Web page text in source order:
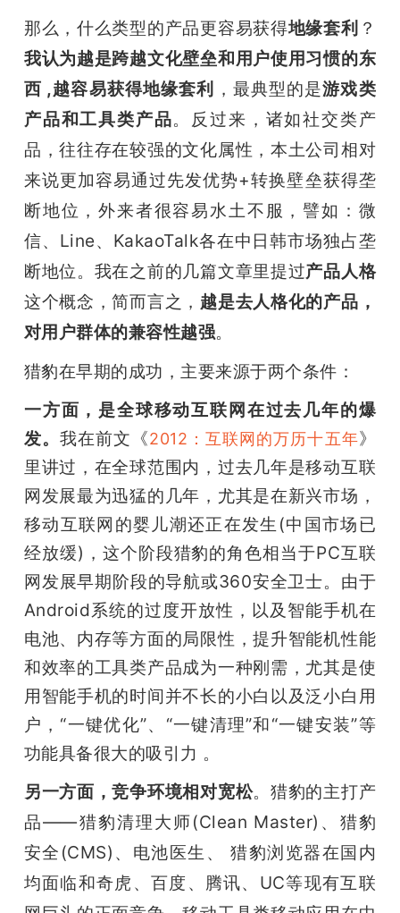
那么，什么类型的产品更容易获得地缘套利 ？
我认为越是跨越文化壁垒和用户使用习惯的东
西 ,越容易获得地缘套利 ，最典型的是游戏类
产品和工具类产品。反过来，诸如社交类产
品，往往存在较强的文化属性，本土公司相对
来说更加容易通过先发优势+转换壁垒获得垄
断地位，外来者很容易水土不服，譬如：微
信、Line、KakaoTalk各在中日韩市场独占垄
断地位。我在之前的几篇文章里提过产品人格
这个概念，简而言之， 越是去人格化的产品，
对用户群体的兼容性越强。
猎豹在早期的成功，主要来源于两个条件：
一方面，是全球移动互联网在过去几年的爆
发。我在前文《2012：互联网的万历十五年》
里讲过，在全球范围内，过去几年是移动互联
网发展最为迅猛的几年，尤其是在新兴市场，
移动互联网的婴儿潮还正在发生(中国市场已
经放缓)，这个阶段猎豹的角色相当于PC互联
网发展早期阶段的导航或360安全卫士。由于
Android系统的过度开放性，以及智能手机在
电池、内存等方面的局限性，提升智能机性能
和效率的工具类产品成为一种刚需，尤其是使
用智能手机的时间并不长的小白以及泛小白用
户，“一键优化”、“一键清理”和“一键安装”等
功能具备很大的吸引力 。
另一方面，竞争环境相对宽松。猎豹的主打产
品——猎豹清理大师(Clean Master)、猎豹
安全(CMS)、电池医生、 猎豹浏览器在国内
均面临和奇虎、百度、腾讯、UC等现有互联